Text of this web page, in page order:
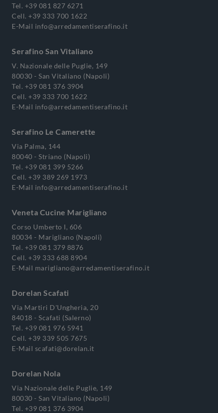
Tel. +39 081 827 6271
Cell. +39 333 700 1622
E-Mail info@arredamentiserafino.it
Serafino San Vitaliano
V. Nazionale delle Puglie, 149
80030 - San Vitaliano (Napoli)
Tel. +39 081 376 3904
Cell. +39 333 700 1622
E-Mail info@arredamentiserafino.it
Serafino Le Camerette
Via Palma, 144
80040 - Striano (Napoli)
Tel. +39 081 399 5266
Cell. +39 389 269 1973
E-Mail info@arredamentiserafino.it
Veneta Cucine Marigliano
Corso Umberto I, 606
80034 - Marigliano (Napoli)
Tel. +39 081 379 8876
Cell. +39 333 688 8904
E-Mail marigliano@arredamentiserafino.it
Dorelan Scafati
Via Martiri D'Ungheria, 20
84018 - Scafati (Salerno)
Tel. +39 081 976 5941
Cell. +39 339 505 7675
E-Mail scafati@dorelan.it
Dorelan Nola
Via Nazionale delle Puglie, 149
80030 - San Vitaliano (Napoli)
Tel. +39 081 376 3904